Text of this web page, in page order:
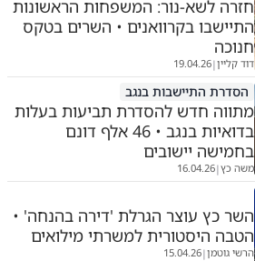
חזרה לשא-נור: המשפחות הראשונות
התיישבו בקרוואנים • השרים בטקס
חנוכה
דוד קליין|
19.04.26
הסדרת התיישבות בנגב
מתווה חדש להסדרת תביעות בעלות
בדואיות בנגב • 46 אלף דונם
בחמישה יישובים
משה כץ|
16.04.26
השר כץ עוצר הגרלת 'דירה בהנחה' •
הטבה היסטורית למשרתי מילואים
הרשי גוטמן|
15.04.26